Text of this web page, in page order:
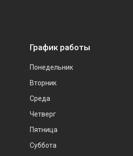
График работы
Понедельник
Вторник
Среда
Четверг
Пятница
Суббота